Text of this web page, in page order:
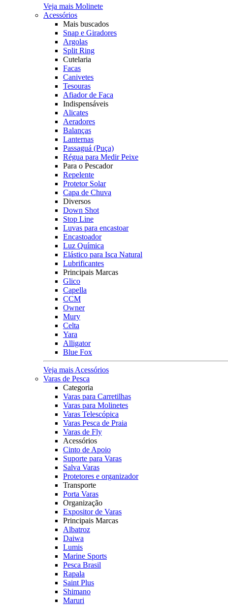
Veja mais Molinete
Acessórios
Mais buscados
Snap e Giradores
Argolas
Split Ring
Cutelaria
Facas
Canivetes
Tesouras
Afiador de Faca
Indispensáveis
Alicates
Aeradores
Balanças
Lanternas
Passaguá (Puça)
Régua para Medir Peixe
Para o Pescador
Repelente
Protetor Solar
Capa de Chuva
Diversos
Down Shot
Stop Line
Luvas para encastoar
Encastoador
Luz Química
Elástico para Isca Natural
Lubrificantes
Principais Marcas
Glico
Capella
CCM
Owner
Mury
Celta
Yara
Alligator
Blue Fox
Veja mais Acessórios
Varas de Pesca
Categoria
Varas para Carretilhas
Varas para Molinetes
Varas Telescópica
Varas Pesca de Praia
Varas de Fly
Acessórios
Cinto de Apoio
Suporte para Varas
Salva Varas
Protetores e organizador
Transporte
Porta Varas
Organização
Expositor de Varas
Principais Marcas
Albatroz
Daiwa
Lumis
Marine Sports
Pesca Brasil
Rapala
Saint Plus
Shimano
Maruri